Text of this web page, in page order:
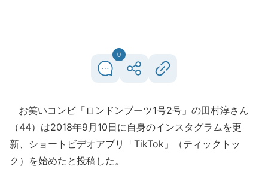
0
お笑いコンビ「ロンドンブーツ1号2号」の田村淳さん
（44）は2018年9月10日に自身のインスタグラムを更
新、ショートビデオアプリ「TikTok」（ティックトッ
ク）を始めたと投稿した。